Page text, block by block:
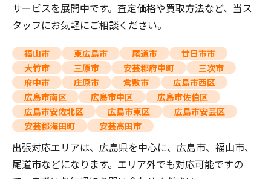
サービスを展開中です。査定価格や買取方法など、当ス
タッフにお気軽にご相談ください。
福山市 東広島市 尾道市
廿日市市
大竹市
三原市 安芸郡府中町
三次市
府中市
庄原市 倉敷市
広島市西区
広島市南区
広島市中区
広島市佐伯区
広島市安佐北区
広島市東区
広島市安芸区
安芸郡海田町
安芸高田市
出張対応エリアは、広島県を中心に、広島市、福山市、
尾道市などになります。エリア外でも対応可能ですの